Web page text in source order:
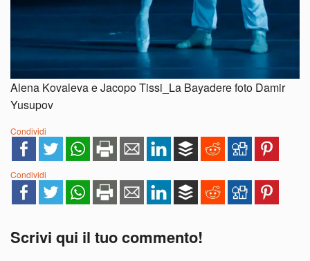
Alena Kovaleva e Jacopo Tissi_La Bayadere foto Damir
Yusupov
Condividi
Condividi
Scrivi qui il tuo commento!